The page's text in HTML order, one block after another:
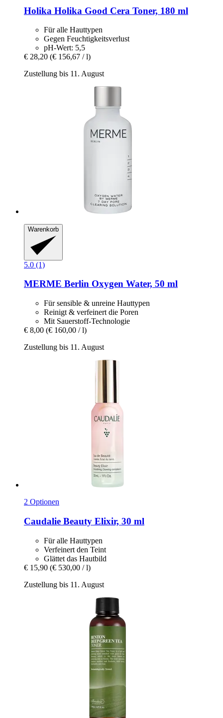
Holika Holika Good Cera Toner, 180 ml
Für alle Hauttypen
Gegen Feuchtigkeitsverlust
pH-Wert: 5,5
€ 28,20 (€ 156,67 / l)
Zustellung bis 11. August
Warenkorb
5.0 (1)
MERME Berlin Oxygen Water, 50 ml
Für sensible & unreine Hauttypen
Reinigt & verfeinert die Poren
Mit Sauerstoff-Technologie
€ 8,00 (€ 160,00 / l)
Zustellung bis 11. August
2 Optionen
Caudalie Beauty Elixir, 30 ml
Für alle Hauttypen
Verfeinert den Teint
Glättet das Hautbild
€ 15,90 (€ 530,00 / l)
Zustellung bis 11. August